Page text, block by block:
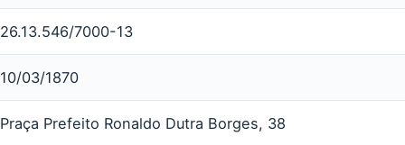
26.13.546/7000-13
10/03/1870
Praça Prefeito Ronaldo Dutra Borges, 38